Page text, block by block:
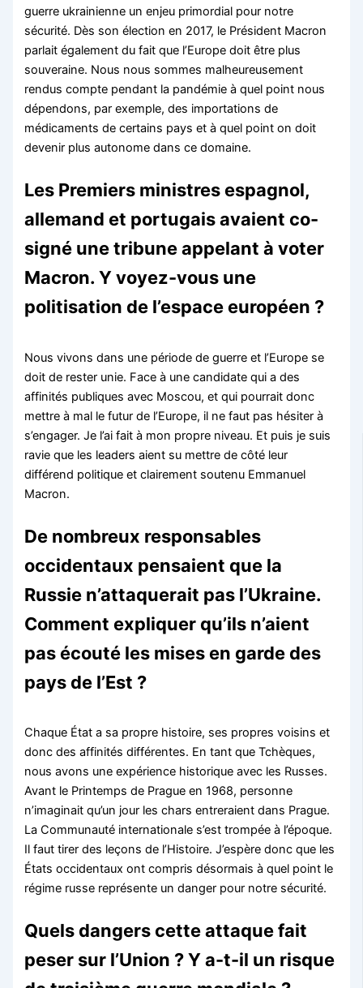
guerre ukrainienne un enjeu primordial pour notre
sécurité. Dès son élection en 2017, le Président Macron
parlait également du fait que l’Europe doit être plus
souveraine. Nous nous sommes malheureusement
rendus compte pendant la pandémie à quel point nous
dépendons, par exemple, des importations de
médicaments de certains pays et à quel point on doit
devenir plus autonome dans ce domaine.
Les Premiers ministres espagnol,
allemand et portugais avaient co-
signé une tribune appelant à voter
Macron. Y voyez-vous une
politisation de l’espace européen ?
Nous vivons dans une période de guerre et l’Europe se
doit de rester unie. Face à une candidate qui a des
affinités publiques avec Moscou, et qui pourrait donc
mettre à mal le futur de l’Europe, il ne faut pas hésiter à
s’engager. Je l’ai fait à mon propre niveau. Et puis je suis
ravie que les leaders aient su mettre de côté leur
différend politique et clairement soutenu Emmanuel
Macron.
De nombreux responsables
occidentaux pensaient que la
Russie n’attaquerait pas l’Ukraine.
Comment expliquer qu’ils n’aient
pas écouté les mises en garde des
pays de l’Est ?
Chaque État a sa propre histoire, ses propres voisins et
donc des affinités différentes. En tant que Tchèques,
nous avons une expérience historique avec les Russes.
Avant le Printemps de Prague en 1968, personne
n’imaginait qu’un jour les chars entreraient dans Prague.
La Communauté internationale s’est trompée à l’époque.
Il faut tirer des leçons de l’Histoire. J’espère donc que les
États occidentaux ont compris désormais à quel point le
régime russe représente un danger pour notre sécurité.
Quels dangers cette attaque fait
peser sur l’Union ? Y a-t-il un risque